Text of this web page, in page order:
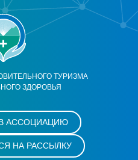
ТУРИЗМА
ЗДОРОВЬЯ
АССОЦИАЦИЮ
НА РАССЫЛКУ